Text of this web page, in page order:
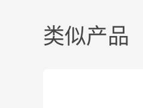
表面处理：拉丝、
类似产品